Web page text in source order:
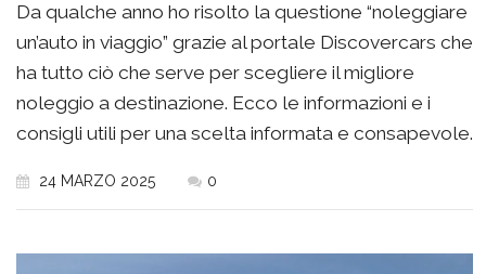
Da qualche anno ho risolto la questione “noleggiare
un’auto in viaggio” grazie al portale Discovercars che
ha tutto ciò che serve per scegliere il migliore
noleggio a destinazione. Ecco le informazioni e i
consigli utili per una scelta informata e consapevole.
24 MARZO 2025 0